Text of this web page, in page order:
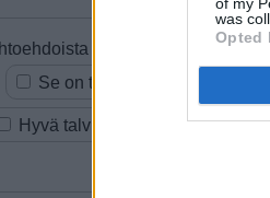
was
Opted
ne, jotka sopivat
Se on tekemistä tai ajanvietettä
Hyvä talvisin Vauhdikas